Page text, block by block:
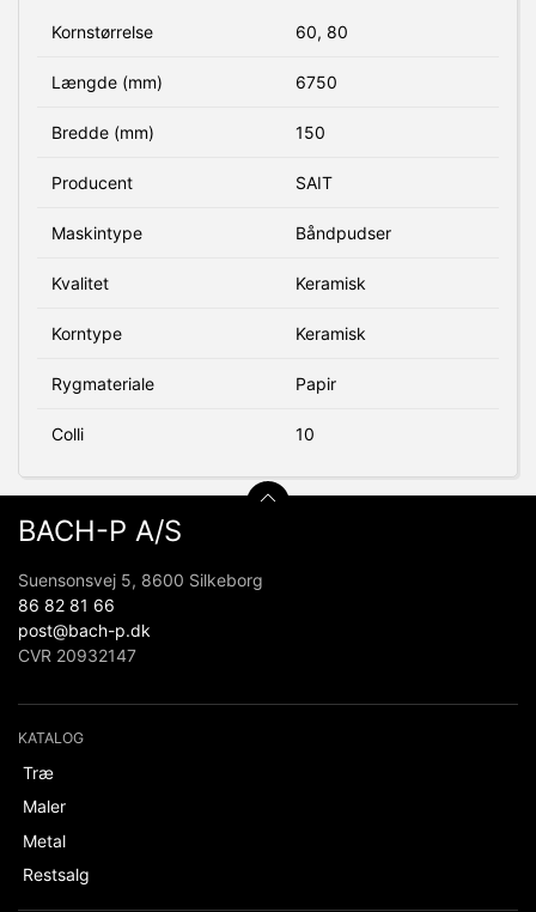
Kornstørrelse 60, 80
Længde (mm) 6750
Bredde (mm) 150
Producent SAIT
Maskintype Båndpudser
Kvalitet Keramisk
Korntype Keramisk
Rygmateriale Papir
Colli 10
BACH-P A/S
Suensonsvej 5, 8600 Silkeborg
86 82 81 66
post@bach-p.dk
CVR 20932147
KATALOG
Træ
Maler
Metal
Restsalg